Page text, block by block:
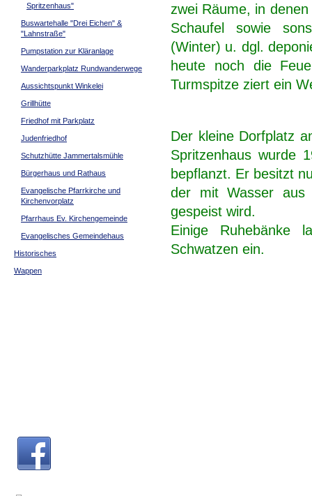
zwei Räume, in
Schaufel sowie
(Winter) u. dgl.
heute noch die
Turmspitze ziert ein
Der kleine Dorfplatz
Spritzenhaus wurde
bepflanzt. Er besitzt
der mit Wasser aus
gespeist wird.
Einige Ruhebänke
Schwatzen ein.
Spritzenhaus"
Buswartehalle "Drei Eichen" &
"Lahnstraße"
Pumpstation zur Kläranlage
Wanderparkplatz Rundwanderwege
Aussichtspunkt Winkelei
Grillhütte
Friedhof mit Parkplatz
Judenfriedhof
Schutzhütte Jammertalsmühle
Bürgerhaus und Rathaus
Evangelische Pfarrkirche und
Kirchenvorplatz
Pfarrhaus Ev. Kirchengemeinde
Evangelisches Gemeindehaus
Historisches
Wappen